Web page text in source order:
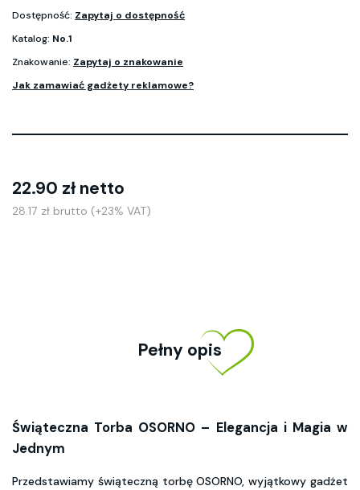
Dostępność: Zapytaj o dostępność
Katalog: No.1
Znakowanie: Zapytaj o znakowanie
Jak zamawiać gadżety reklamowe?
22.90 zł netto
28.17 zł brutto (+23% VAT)
Pełny opis
Świąteczna Torba OSORNO – Elegancja i Magia w
Jednym
Przedstawiamy świąteczną torbę OSORNO, wyjątkowy gadżet